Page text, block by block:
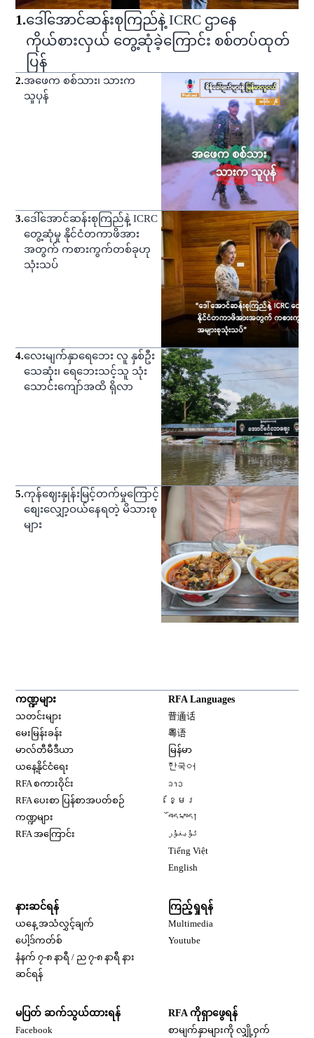
1.ဒေါ်အောင်ဆန်းစုကြည်နဲ့ ICRC ဌာနေ
ကိုယ်စားလှယ် တွေ့ဆုံခဲ့ကြောင်း စစ်တပ်ထုတ်
ပြန်
2.အဖေက စစ်သား၊ သားက
သူပုန်
3.ဒေါ်အောင်ဆန်းစုကြည်နဲ့ ICRC
တွေ့ဆုံမှု နိုင်ငံတကာဖိအား
အတွက် ကစားကွက်တစ်ခုဟု
သုံးသပ်
4.လေးမျက်နှာရေဘေး လူ နှစ်ဦး
သေဆုံး၊ ရေဘေးသင့်သူ သုံး
သောင်းကျော်အထိ ရှိလာ
5.ကုန်ဈေးနှုန်းမြင့်တက်မှုကြောင့်
စျေးလျှော့ဝယ်နေရတဲ့ မိသားစု
များ
ကဏ္ဍများ
သတင်းများ
မေးမြန်းခန်း
မာလ်တီမီဒီယာ
ယနေ့နိုင်ငံရေး
RFA စကားဝိုင်း
RFA ပေးစာ ပြန်စာအပတ်စဉ်
ကဏ္ဍများ
RFA အကြောင်း
RFA Languages
普通话
粤语
မြန်မာ
한국어
ລາວ
ខ្មែរ
བོད་སྐད།
ئۇيغۇر
Tiếng Việt
English
နားဆင်ရန်
ယနေ့ အသံလွှင့်ချက်
ပေါ့ဒ်ကတ်စ်
နံနက် ၇-၈ နာရီ / ည ၇-၈ နာရီ နား
ဆင်ရန်
ကြည့်ရှုရန်
Multimedia
Youtube
မပြတ် ဆက်သွယ်ထားရန်
Facebook
RFA ကိုရှာဖွေရန်
စာမျက်နှာများကို လျှို့ဝှက်